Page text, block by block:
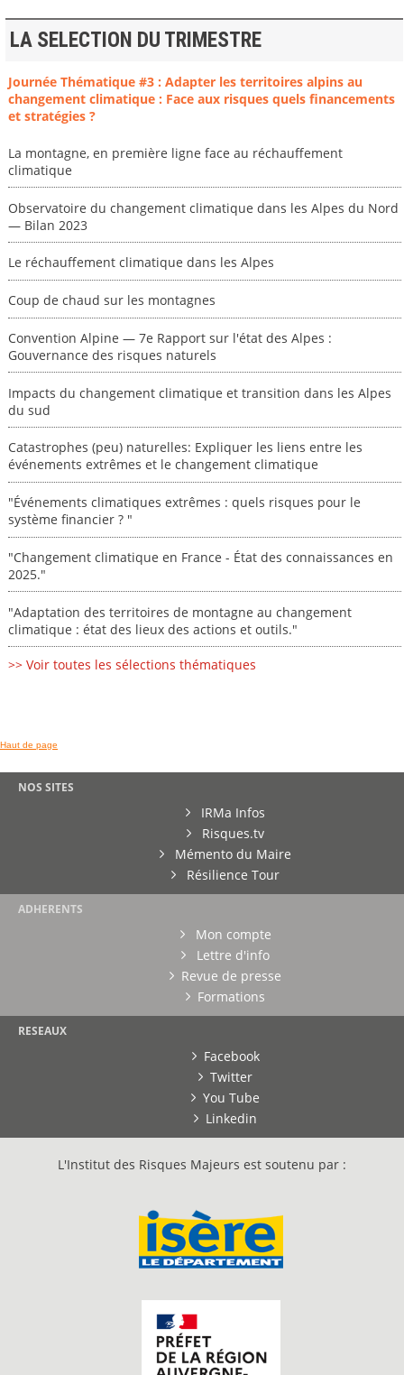
LA SELECTION DU TRIMESTRE
Journée Thématique #3 : Adapter les territoires alpins au
changement climatique : Face aux risques quels financements
et stratégies ?
La montagne, en première ligne face au réchauffement
climatique
Observatoire du changement climatique dans les Alpes du Nord
— Bilan 2023
Le réchauffement climatique dans les Alpes
Coup de chaud sur les montagnes
Convention Alpine — 7e Rapport sur l'état des Alpes :
Gouvernance des risques naturels
Impacts du changement climatique et transition dans les Alpes
du sud
Catastrophes (peu) naturelles: Expliquer les liens entre les
événements extrêmes et le changement climatique
"Événements climatiques extrêmes : quels risques pour le
système financier ? "
"Changement climatique en France - État des connaissances en
2025."
"Adaptation des territoires de montagne au changement
climatique : état des lieux des actions et outils."
>> Voir toutes les sélections thématiques
Haut de page
NOS SITES
IRMa Infos
Risques.tv
Mémento du Maire
Résilience Tour
ADHERENTS
Mon compte
Lettre d'info
Revue de presse
Formations
RESEAUX
Facebook
Twitter
You Tube
Linkedin
L'Institut des Risques Majeurs est soutenu par :